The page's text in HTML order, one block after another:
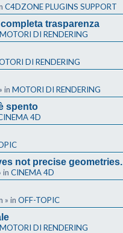
C4DZONE PLUGINS SUPPORT
trasparenza
MOTORI DI RENDERING
DI RENDERING
» in MOTORI DI RENDERING
spento
4D
not precise geometries.
in CINEMA 4D
» in OFF-TOPIC
MOTORI DI RENDERING